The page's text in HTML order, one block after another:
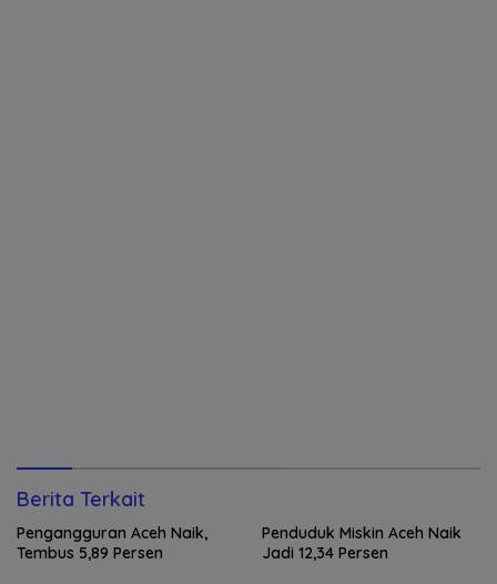
Berita Terkait
Pengangguran Aceh Naik,
Tembus 5,89 Persen
Penduduk Miskin Aceh Naik
Jadi 12,34 Persen